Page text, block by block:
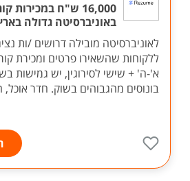
16,000 ש"ח במכירות
באוניברסיטה גדולה
לאוניברסיטה מובילה דרושים /ות
ללקוחות שהשאירו פרטים ומכירת
בונוסים מהגבוהים בשוק. חדר אוכל,